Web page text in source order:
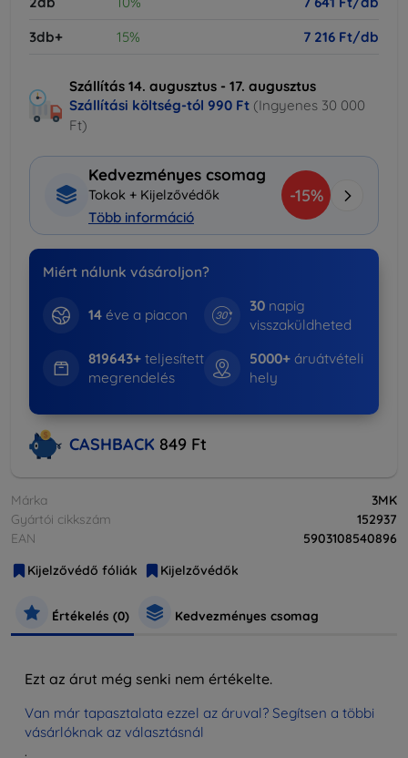
3db+
15% 7 216 Ft/db
Szállítás 14. augusztus - 17. augusztus
Szállítási költség-tól 990 Ft (Ingyenes 30 000
Ft)
Kedvezményes csomag
Tokok + Kijelzővédők
Több információ
-15%
Miért nálunk vásároljon?
14éve a piacon
30 napig
visszaküldheted
819643+teljesített
megrendelés
5000+ áruátvételi
hely
CASHBACK 849 Ft
Márka
3MK
Gyártói cikkszám
152937
EAN
5903108540896
Kijelzővédő fóliák
Kijelzővédők
Értékelés (0) Kedvezményes csomag
Ezt az árut még senki nem értékelte.
Van már tapasztalata ezzel az áruval? Segítsen a többi
vásárlóknak az választásnál
.